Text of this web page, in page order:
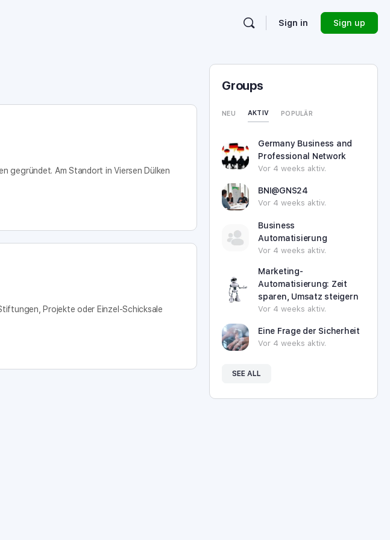
Sign in Sign up
gegründet. Am Standort in Viersen Dülken
Projekte oder Einzel-Schicksale
Groups
NEU AKTIV POPULÄR
Germany Business and
Professional Network
Vor 4 weeks aktiv.
BNI@GNS24
Vor 4 weeks aktiv.
Business
Automatisierung
Vor 4 weeks aktiv.
Marketing-
Automatisierung: Zeit
sparen, Umsatz steigern
Vor 4 weeks aktiv.
Eine Frage der Sicherheit
Vor 4 weeks aktiv.
SEE ALL